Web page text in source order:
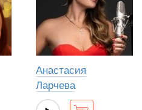
Анастасия
Ларчева